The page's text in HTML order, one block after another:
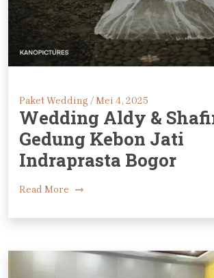
Paket Wedding /Mei 4, 2025
Wedding Aldy &
Gedung Kebon Jati
Indraprasta Bogor
Read More